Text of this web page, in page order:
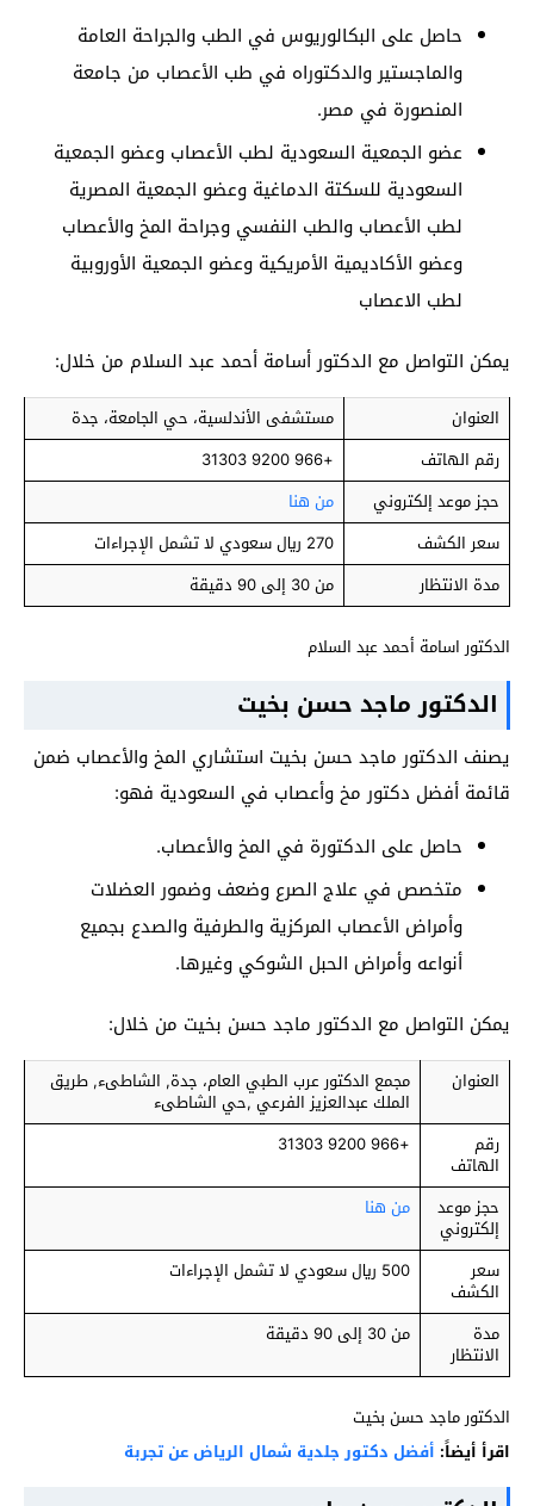
حاصل على البكالوريوس في الطب والجراحة العامة
والماجستير والدكتوراه في طب الأعصاب من جامعة
المنصورة في مصر.
عضو الجمعية السعودية لطب الأعصاب وعضو الجمعية
السعودية للسكتة الدماغية وعضو الجمعية المصرية
لطب الأعصاب والطب النفسي وجراحة المخ والأعصاب
وعضو الأكاديمية الأمريكية وعضو الجمعية الأوروبية
لطب الاعصاب
يمكن التواصل مع الدكتور أسامة أحمد عبد السلام من خلال:
العنوان
مستشفى الأندلسية، حي الجامعة، جدة
رقم الهاتف
+966 9200 31303
حجز موعد إلكتروني
من هنا
سعر الكشف
270 ريال سعودي لا تشمل الإجراءات
مدة الانتظار
من 30 إلى 90 دقيقة
الدكتور اسامة أحمد عبد السلام
الدكتور ماجد حسن بخيت
يصنف الدكتور ماجد حسن بخيت استشاري المخ والأعصاب ضمن
قائمة أفضل دكتور مخ وأعصاب في السعودية فهو:
حاصل على الدكتورة في المخ والأعصاب.
متخصص في علاج الصرع وضعف وضمور العضلات
وأمراض الأعصاب المركزية والطرفية والصدع بجميع
أنواعه وأمراض الحبل الشوكي وغيرها.
يمكن التواصل مع الدكتور ماجد حسن بخيت من خلال:
العنوان مجمع الدكتور عرب الطبي العام، جدة, الشاطىء, طريق
الملك عبدالعزيز الفرعي ,حي الشاطىء
رقم
الهاتف
+966 9200 31303
حجز موعد
إلكتروني
من هنا
سعر
الكشف
500 ريال سعودي لا تشمل الإجراءات
مدة
الانتظار
من 30 إلى 90 دقيقة
الدكتور ماجد حسن بخيت
اقرأ أيضاً: أفضل دكتور جلدية شمال الرياض عن تجربة